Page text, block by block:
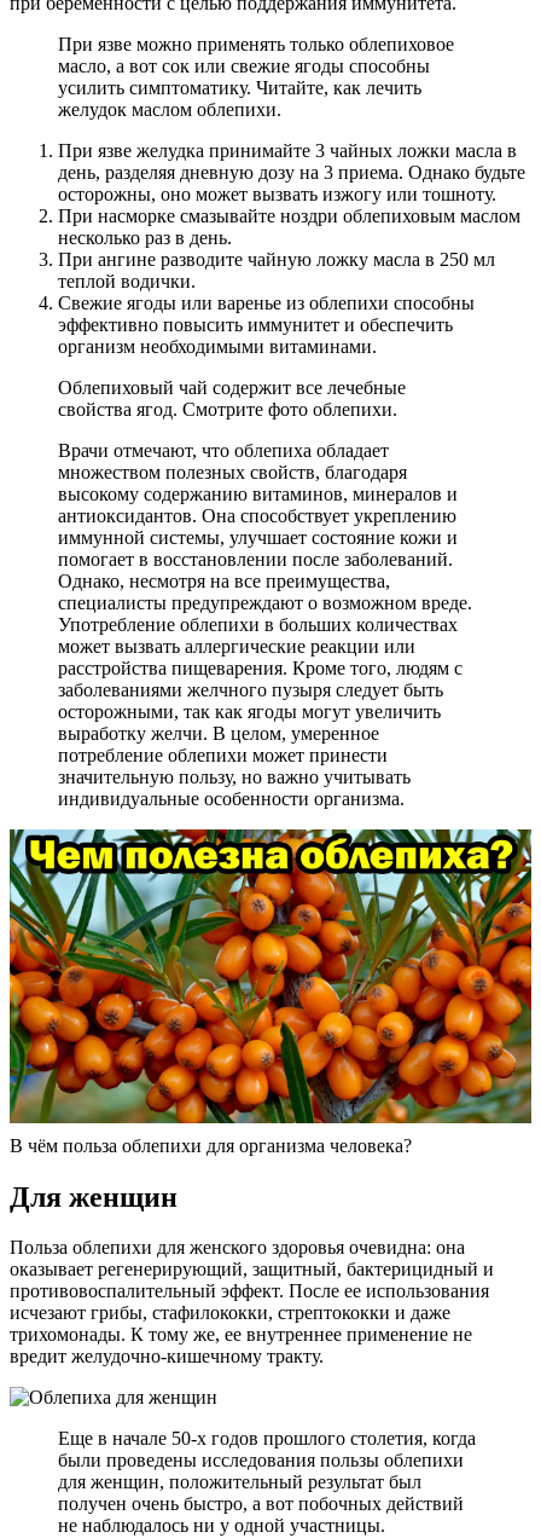
При язве можно применять только облепиховое
масло, а вот сок или свежие ягоды способны
усилить симптоматику. Читайте, как лечить
желудок маслом облепихи.
При язве желудка принимайте 3 чайных ложки масла в
день, разделяя дневную дозу на 3 приема. Однако будьте
осторожны, оно может вызвать изжогу или тошноту.
При насморке смазывайте ноздри облепиховым маслом
несколько раз в день.
При ангине разводите чайную ложку масла в 250 мл
теплой водички.
Свежие ягоды или варенье из облепихи способны
эффективно повысить иммунитет и обеспечить
организм необходимыми витаминами.
Облепиховый чай содержит все лечебные
свойства ягод. Смотрите фото облепихи.
Врачи отмечают, что облепиха обладает
множеством полезных свойств, благодаря
высокому содержанию витаминов, минералов и
антиоксидантов. Она способствует укреплению
иммунной системы, улучшает состояние кожи и
помогает в восстановлении после заболеваний.
Однако, несмотря на все преимущества,
специалисты предупреждают о возможном вреде.
Употребление облепихи в больших количествах
может вызвать аллергические реакции или
расстройства пищеварения. Кроме того, людям с
заболеваниями желчного пузыря следует быть
осторожными, так как ягоды могут увеличить
выработку желчи. В целом, умеренное
потребление облепихи может принести
значительную пользу, но важно учитывать
индивидуальные особенности организма.
В чём польза облепихи для организма человека?
Для женщин
Польза облепихи для женского здоровья очевидна: она
оказывает регенерирующий, защитный, бактерицидный и
противовоспалительный эффект. После ее использования
исчезают грибы, стафилококки, стрептококки и даже
трихомонады. К тому же, ее внутреннее применение не
вредит желудочно-кишечному тракту.
Еще в начале 50-х годов прошлого столетия, когда
были проведены исследования пользы облепихи
для женщин, положительный результат был
получен очень быстро, а вот побочных действий
не наблюдалось ни у одной участницы.